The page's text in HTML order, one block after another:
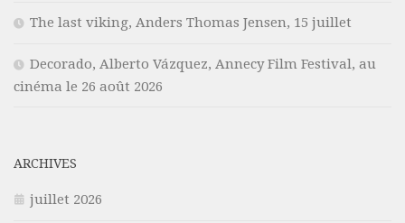
The last viking, Anders Thomas Jensen, 15 juillet
Decorado, Alberto Vázquez, Annecy Film Festival, au
cinéma le 26 août 2026
ARCHIVES
juillet 2026